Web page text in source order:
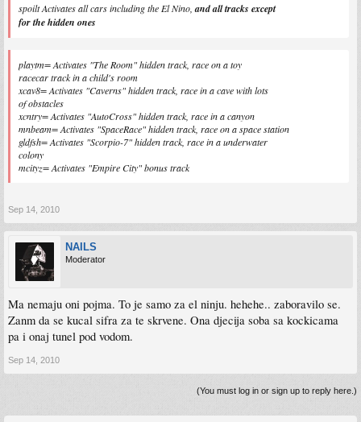
spoilt Activates all cars including the El Nino,and all tracks except
for the hidden ones
playtm= Activates "The Room" hidden track, race on a toy
racecar track in a child's room
xcav8= Activates "Caverns" hidden track, race in a cave with lots
of obstacles
xcntry= Activates "AutoCross" hidden track, race in a canyon
mnbeam= Activates "SpaceRace" hidden track, race on a space station
gldfsh= Activates "Scorpio-7" hidden track, race in a underwater
colony
mcityz= Activates "Empire City" bonus track
Sep 14, 2010
NAILS
Moderator
Ma nemaju oni pojma. To je samo za el ninju. hehehe.. zaboravilo se.
Zanm da se kucal sifra za te skrvene. Ona djecija soba sa kockicama
pa i onaj tunel pod vodom.
Sep 14, 2010
(You must log in or sign up to reply here.)